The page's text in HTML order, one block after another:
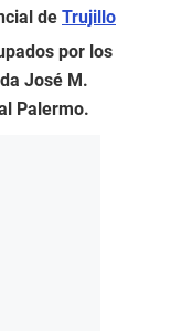
de Trujillo
por los
José M.
Palermo.